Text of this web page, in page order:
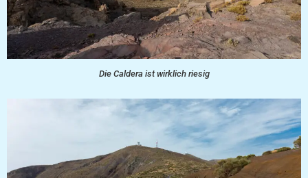
Die Caldera ist wirklich riesig